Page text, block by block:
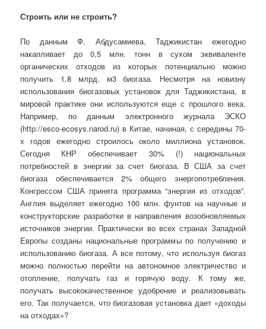
Строить или не строить?
По данным Ф. Абдусамиева, Таджикистан ежегодно
накапливает до 0,5 млн. тонн в сухом эквиваленте
органических отходов из которых потенциально можно
получить 1,8 млрд. м3 биогаза. Несмотря на новизну
использования биогазовых установок для Таджикистана, в
мировой практике они используются еще с прошлого века.
Например, по данным электронного журнала ЭСКО
(http://esco-ecosys.narod.ru) в Китае, начиная, с середины 70-
х годов ежегодно строилось около миллиона установок.
Сегодня КНР обеспечивает 30% (!) национальных
потребностей в энергии за счет биогаза. В США за счет
биогаза обеспечивается 2% общего энергопотребления.
Конгрессом США принята программа “энергия из отходов”.
Англия выделяет ежегодно 100 млн. фунтов на научные и
конструкторские разработки в направления возобновляемых
источников энергии. Практически во всех странах Западной
Европы созданы национальные программы по получению и
использованию биогаза. А все потому, что используя биогаз
можно полностью перейти на автономное электричество и
отопление, получать газ и горячую воду. К тому же,
получать высококачественное удобрение и реализовывать
его. Так получается, что биогазовая установка дает «доходы
на отходах»?